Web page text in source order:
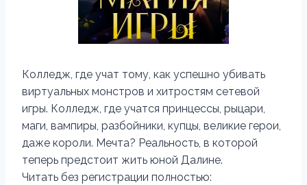
Колледж, где учат тому, как успешно убивать
виртуальных монстров и хитростям сетевой
игры. Колледж, где учатся принцессы, рыцари,
маги, вампиры, разбойники, купцы, великие герои,
даже короли. Мечта? Реальность, в которой
теперь предстоит жить юной Далине.
Читать без регистрации полностью: